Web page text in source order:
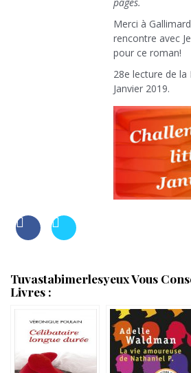
pages.
Merci à
rencontre avec
pour ce roman!
28e lecture de
Janvier 2019.
Tuvastabimerlesyeux Vous
Livres :